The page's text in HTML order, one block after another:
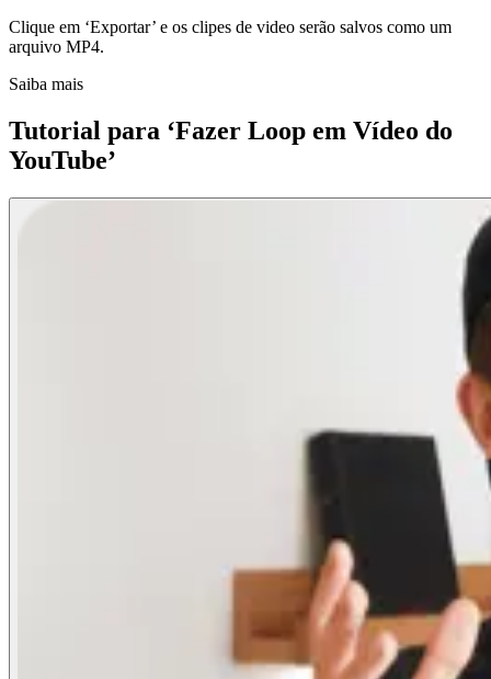
Clique em ‘Exportar’ e os clipes de video serão salvos como um
arquivo MP4.
Saiba mais
Tutorial para ‘Fazer Loop em Vídeo do
YouTube’